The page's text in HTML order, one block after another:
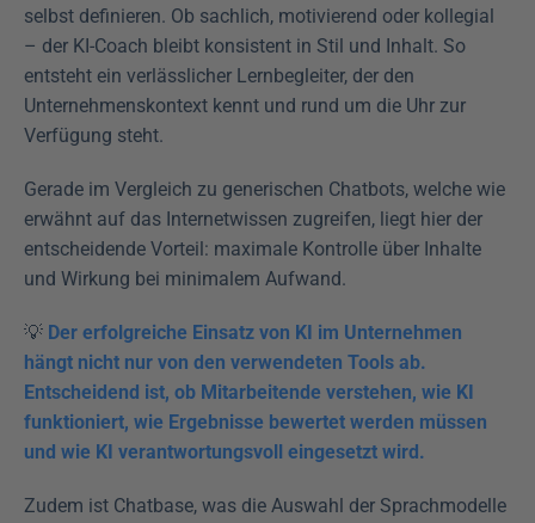
selbst definieren. Ob sachlich, motivierend oder kollegial
– der KI-Coach bleibt konsistent in Stil und Inhalt. So
entsteht ein verlässlicher Lernbegleiter, der den
Unternehmenskontext kennt und rund um die Uhr zur
Verfügung steht.
Gerade im Vergleich zu generischen Chatbots, welche wie
erwähnt auf das Internetwissen zugreifen, liegt hier der
entscheidende Vorteil: maximale Kontrolle über Inhalte
und Wirkung bei minimalem Aufwand.
💡 Der erfolgreiche Einsatz von KI im Unternehmen
hängt nicht nur von den verwendeten Tools ab.
Entscheidend ist, ob Mitarbeitende verstehen, wie KI
funktioniert, wie Ergebnisse bewertet werden müssen
und wie KI verantwortungsvoll eingesetzt wird.
Zudem ist Chatbase, was die Auswahl der Sprachmodelle